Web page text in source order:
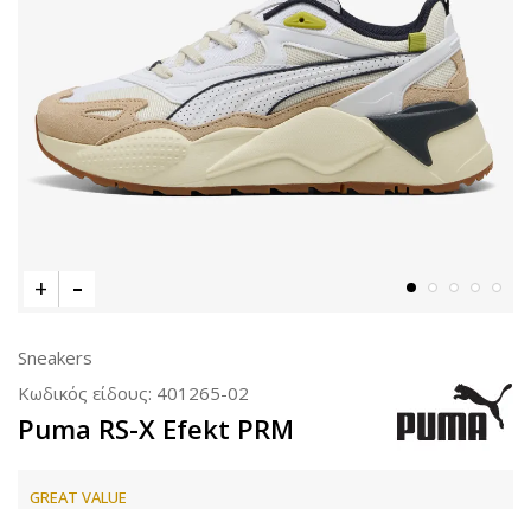
Sneakers
Κωδικός είδους: 401265-02
Puma RS-X Efekt PRM
GREAT VALUE